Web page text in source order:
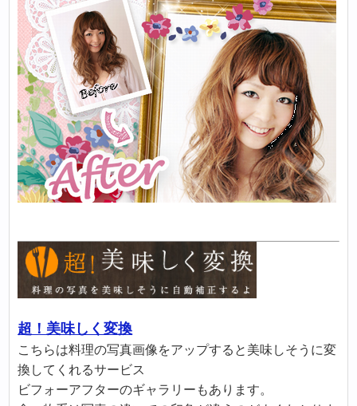
超！美味しく変換
こちらは料理の写真画像をアップすると美味しそうに変
換してくれるサービス
ビフォーアフターのギャラリーもあります。